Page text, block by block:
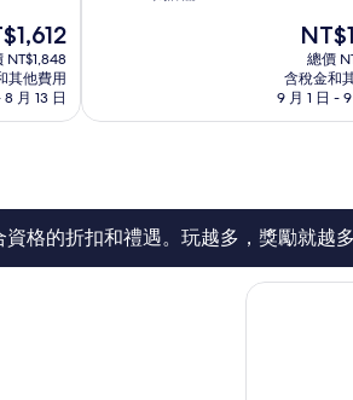
NT$1,848
其他費用
月 13 日
常
評
論
現
在
價
格
為
總價
含稅金和
9 月 1 日 -
格的折扣和禮遇。玩越多，獎勵就越多